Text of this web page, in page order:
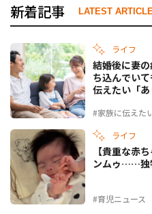
新着記事 LATEST
ライフ
#家族に伝えた
結婚後に妻
ち込んでい
伝えたい「あ
ライフ
#育児ニュース
【貴重な赤
ンムゥ……独